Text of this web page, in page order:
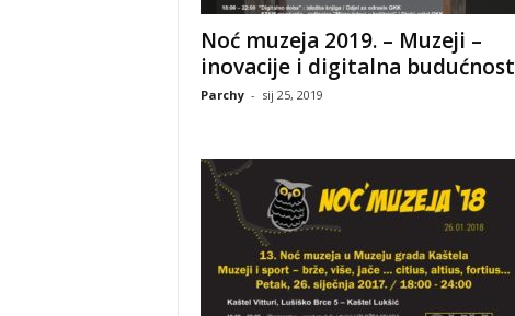
Noć muzeja 2019. – Muzeji –
inovacije i digitalna budućnost
Parchy - sij 25, 2019